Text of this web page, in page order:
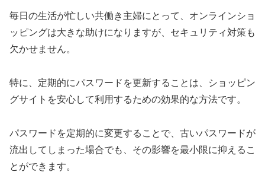
毎日の生活が忙しい共働き主婦にとって、オンラインショ
ッピングは大きな助けになりますが、セキュリティ対策も
欠かせません。
特に、定期的にパスワードを更新することは、ショッピン
グサイトを安心して利用するための効果的な方法です。
パスワードを定期的に変更することで、古いパスワードが
流出してしまった場合でも、その影響を最小限に抑えるこ
とができます。